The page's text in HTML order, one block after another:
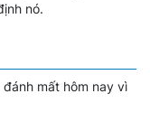
nó.
mất hôm nay vì